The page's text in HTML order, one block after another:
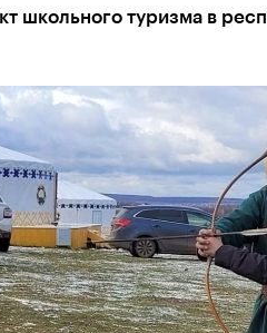
школьного туризма в